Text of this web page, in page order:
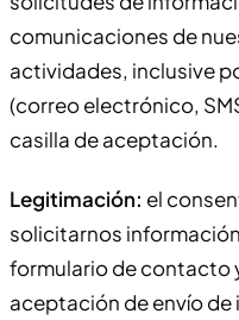
comunicaciones de
actividades, inclusive
(correo electrónico,
casilla de aceptación.
Legitimación: el
solicitarnos
formulario de contacto
aceptación de envío